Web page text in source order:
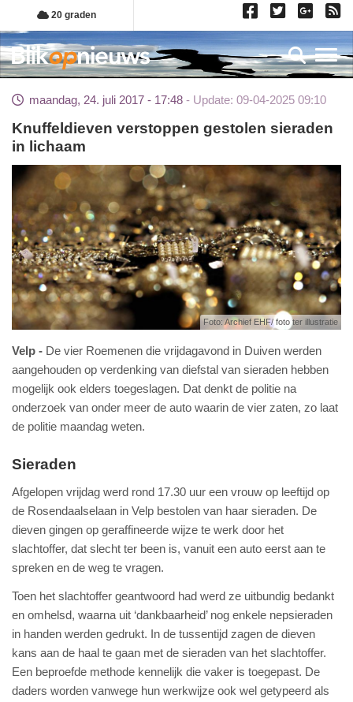
Overslaan
en
naar
de
gaan
20 graden
maandag, 24. juli 2017 - 17:48 Update: 09-04-2025 09:10
Knuffeldieven verstoppen gestolen sieraden
in lichaam
Foto: Archief EHF/ foto ter illustratie
Velp
De vier Roemenen die vrijdagavond in Duiven werden
aangehouden op verdenking van diefstal van sieraden hebben
mogelijk ook elders toegeslagen. Dat denkt de politie na
onderzoek van onder meer de auto waarin de vier zaten, zo laat
de politie maandag weten.
Sieraden
Afgelopen vrijdag werd rond 17.30 uur een vrouw op leeftijd op
de Rosendaalselaan in Velp bestolen van haar sieraden. De
dieven gingen op geraffineerde wijze te werk door het
slachtoffer, dat slecht ter been is, vanuit een auto eerst aan te
spreken en de weg te vragen.
Toen het slachtoffer geantwoord had werd ze uitbundig bedankt
en omhelsd, waarna uit ‘dankbaarheid’ nog enkele nepsieraden
in handen werden gedrukt. In de tussentijd zagen de dieven
kans aan de haal te gaan met de sieraden van het slachtoffer.
Een beproefde methode kennelijk die vaker is toegepast. De
daders worden vanwege hun werkwijze ook wel getypeerd als